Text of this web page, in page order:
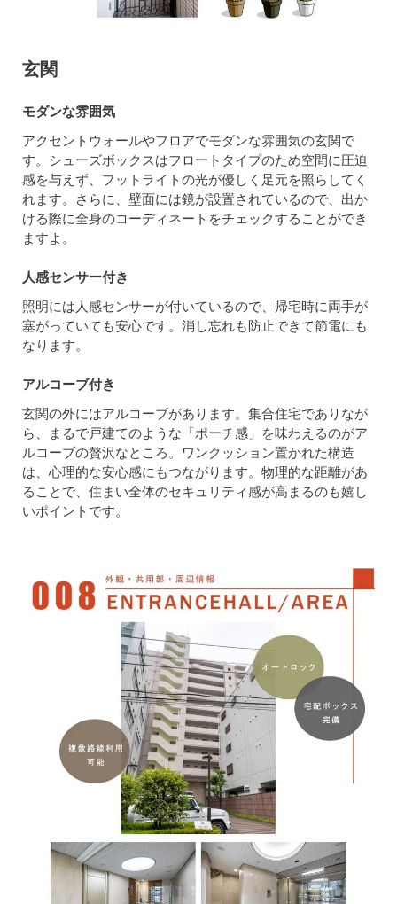
玄関
モダンな雰囲気
アクセントウォールやフロアでモダンな雰囲気の玄関で
す。シューズボックスはフロートタイプのため空間に圧迫
感を与えず、フットライトの光が優しく足元を照らしてく
れます。さらに、壁面には鏡が設置されているので、出か
ける際に全身のコーディネートをチェックすることができ
ますよ。
人感センサー付き
照明には人感センサーが付いているので、帰宅時に両手が
塞がっていても安心です。消し忘れも防止できて節電にも
なります。
アルコーブ付き
玄関の外にはアルコーブがあります。集合住宅でありなが
ら、まるで戸建てのような「ポーチ感」を味わえるのがア
ルコーブの贅沢なところ。ワンクッション置かれた構造
は、心理的な安心感にもつながります。物理的な距離があ
ることで、住まい全体のセキュリティ感が高まるのも嬉し
いポイントです。